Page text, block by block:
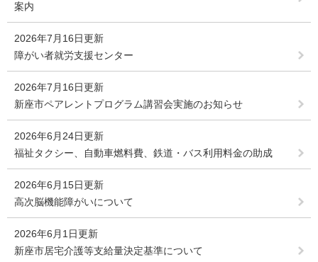
案内
2026年7月16日更新
障がい者就労支援センター
2026年7月16日更新
新座市ペアレントプログラム講習会実施のお知らせ
2026年6月24日更新
福祉タクシー、自動車燃料費、鉄道・バス利用料金の助成
2026年6月15日更新
高次脳機能障がいについて
2026年6月1日更新
新座市居宅介護等支給量決定基準について